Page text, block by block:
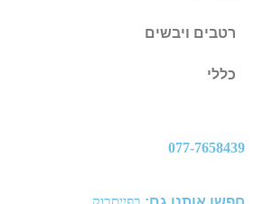
רטבים ויבשים
כללי
077-7658439